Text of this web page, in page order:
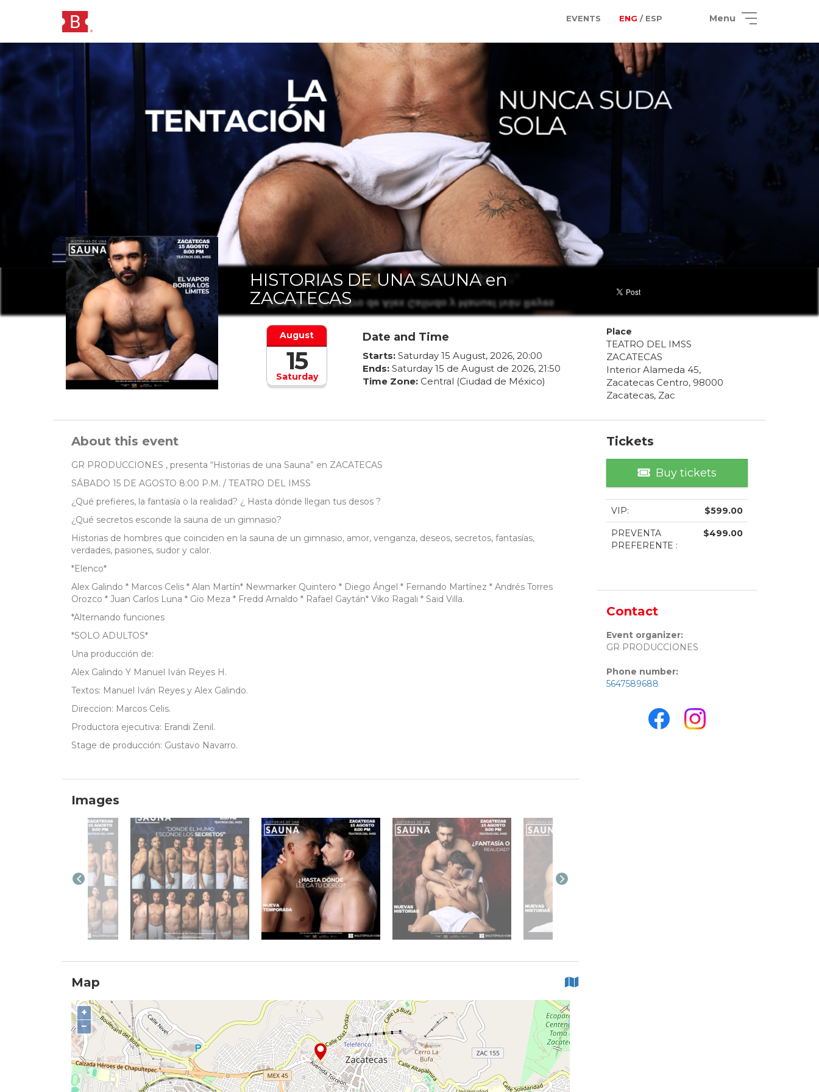
EVENTS ENG / ESP Menu
HISTORIAS DE UNA SAUNA en
ZACATECAS
Saturday
August
15
Date and Time
Starts: Saturday 15 August, 2026, 20:00
Ends: Saturday 15 de Augustde 2026, 21:50
Time Zone: Central (Ciudad de México)
Place
TEATRO DEL IMSS
ZACATECAS
Interior Alameda 45,
Zacatecas Centro, 98000
Zacatecas, Zac
About this event
GR PRODUCCIONES , presenta “Historias de una Sauna” en ZACATECAS
SÁBADO 15 DE AGOSTO 8:00 P.M. / TEATRO DEL IMSS
¿Qué prefieres, la fantasía o la realidad? ¿ Hasta dónde llegan tus desos ?
¿Qué secretos esconde la sauna de un gimnasio?
Historias de hombres que coinciden en la sauna de un gimnasio, amor, venganza, deseos, secretos, fantasías,
verdades, pasiones, sudor y calor.
*Elenco*
Alex Galindo * Marcos Celis * Alan Martín* Newmarker Quintero * Diego Ángel * Fernando Martínez * Andrés Torres
Orozco * Juan Carlos Luna * Gio Meza * Fredd Arnaldo * Rafael Gaytán* Viko Ragali * Said Villa.
*Alternando funciones
*SOLO ADULTOS*
Una producción de:
Alex Galindo Y Manuel Iván Reyes H.
Textos: Manuel Iván Reyes y Alex Galindo.
Direccion: Marcos Celis.
Productora ejecutiva: Erandi Zenil.
Stage de producción: Gustavo Navarro.
Images
Map
+
−
Tickets
Buy tickets
VIP: $599.00
PREVENTA
PREFERENTE :
$499.00
Contact
Event organizer:
GR PRODUCCIONES
Phone number:
5647589688